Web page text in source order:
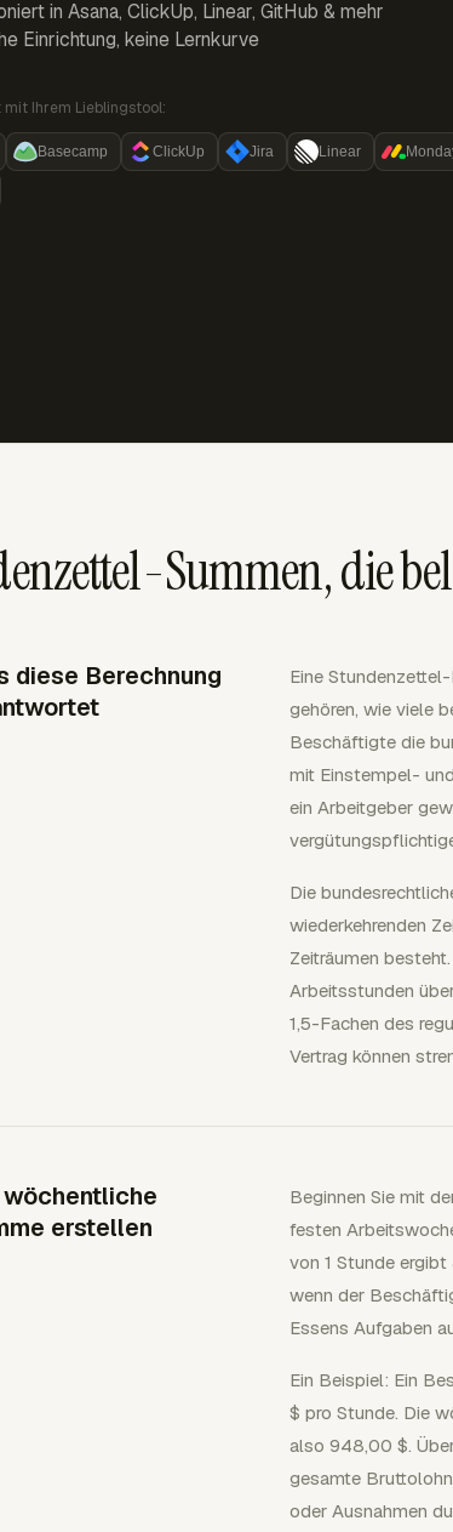
in Asana, ClickUp, Linear, GitHub & mehr
Einrichtung, keine Lernkurve
mit Ihrem Lieblingstool:
Basecamp ClickUp Jira Linear
Summen, die
diese Berechnung
Eine
gehören, wie viele
Beschäftigte die
mit Einstempel-
ein Arbeitgeber
Die
wiederkehrenden
Zeiträumen
Arbeitsstunden
1,5-Fachen des
Vertrag können
wöchentliche
erstellen
Beginnen Sie mit
festen
von 1 Stunde
wenn der
Essens Aufgaben
Ein Beispiel: Ein
$ pro Stunde. Die
also 948,00 $.
gesamte
oder Ausnahmen